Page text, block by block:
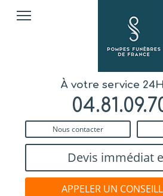
À votre service
Nous contacter
Devis immédiat
APPELER UN